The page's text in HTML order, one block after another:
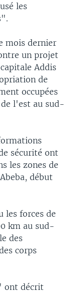
les
mois dernier
un projet
Addis
de
occupées
l'est au sud-
sécurité ont
les zones de
début
les forces de
km au sud-
des
corps
ont décrit